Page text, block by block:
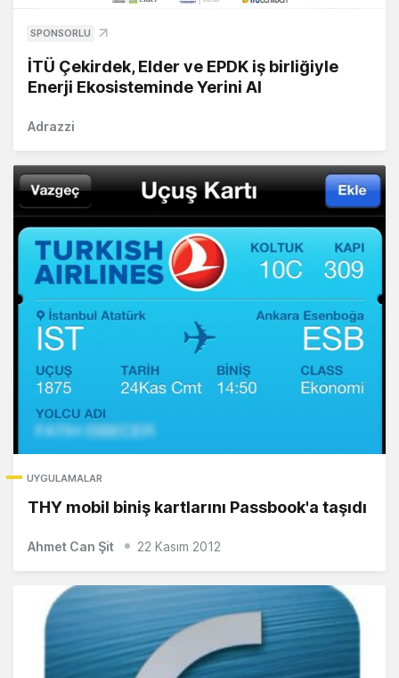
SPONSORLU
İTÜ Çekirdek, Elder ve EPDK iş birliğiyle
Enerji Ekosisteminde Yerini Al
Adrazzi
UYGULAMALAR
THY mobil biniş kartlarını Passbook'a taşıdı
Ahmet Can Şit 22 Kasım 2012